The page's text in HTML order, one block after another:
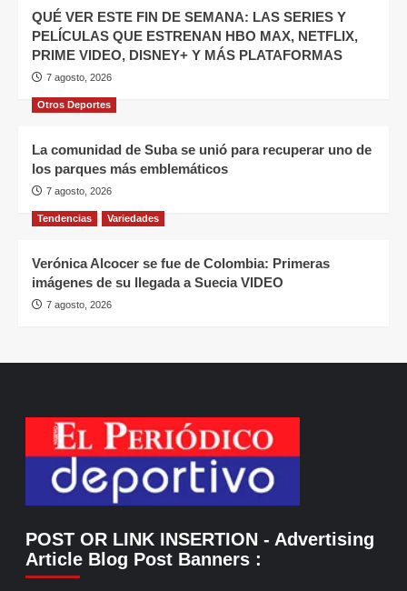
QUÉ VER ESTE FIN DE SEMANA: LAS SERIES Y
PELÍCULAS QUE ESTRENAN HBO MAX, NETFLIX,
PRIME VIDEO, DISNEY+ Y MÁS PLATAFORMAS
7 agosto, 2026
Otros Deportes
La comunidad de Suba se unió para recuperar uno de
los parques más emblemáticos
7 agosto, 2026
Tendencias Variedades
Verónica Alcocer se fue de Colombia: Primeras
imágenes de su llegada a Suecia VIDEO
7 agosto, 2026
POST OR LINK INSERTION - Advertising
Article Blog Post Banners :